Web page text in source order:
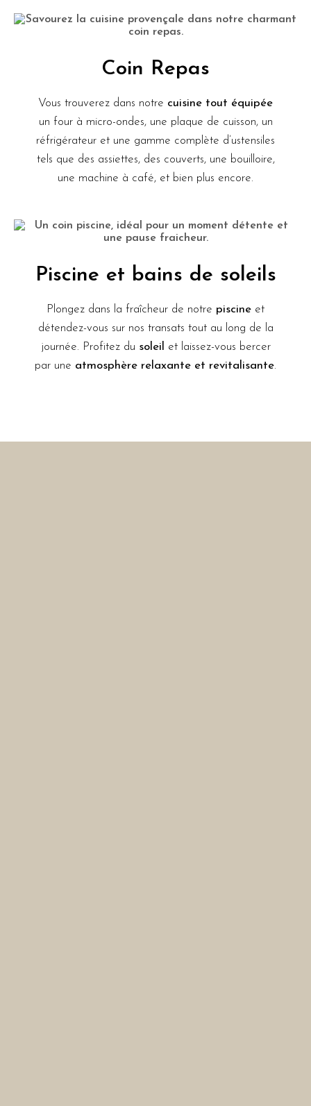
Coin Repas
Vous trouverez dans notre cuisine tout équipée
un four à micro-ondes, une plaque de cuisson, un
réfrigérateur et une gamme complète d’ustensiles
tels que des assiettes, des couverts, une bouilloire,
une machine à café, et bien plus encore.
Piscine et bains de soleils
Plongez dans la fraîcheur de notre piscine et
détendez-vous sur nos transats tout au long de la
journée. Profitez du soleil
et laissez-vous bercer
par une atmosphère relaxante et revitalisante.